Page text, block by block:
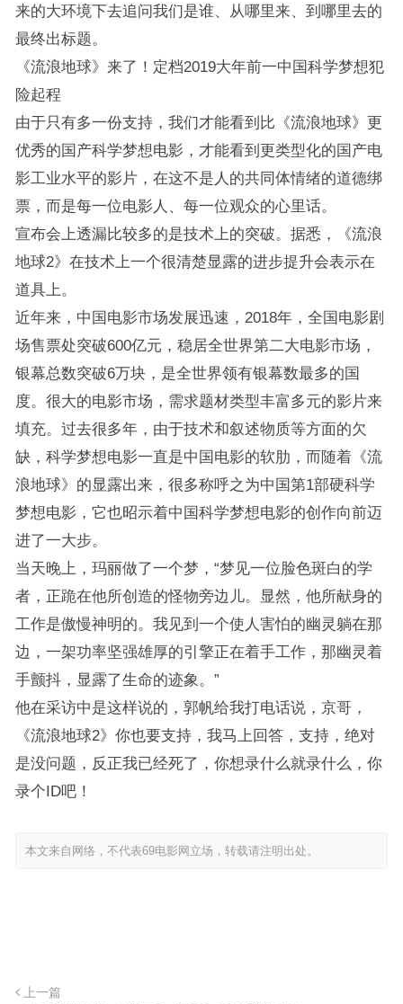
来的大环境下去追问我们是谁、从哪里来、到哪里去的
最终出标题。
《流浪地球》来了！定档2019大年前一中国科学梦想犯
险起程
由于只有多一份支持，我们才能看到比《流浪地球》更
优秀的国产科学梦想电影，才能看到更类型化的国产电
影工业水平的影片，在这不是人的共同体情绪的道德绑
票，而是每一位电影人、每一位观众的心里话。
宣布会上透漏比较多的是技术上的突破。据悉，《流浪
地球2》在技术上一个很清楚显露的进步提升会表示在
道具上。
近年来，中国电影市场发展迅速，2018年，全国电影剧
场售票处突破600亿元，稳居全世界第二大电影市场，
银幕总数突破6万块，是全世界领有银幕数最多的国
度。很大的电影市场，需求题材类型丰富多元的影片来
填充。过去很多年，由于技术和叙述物质等方面的欠
缺，科学梦想电影一直是中国电影的软肋，而随着《流
浪地球》的显露出来，很多称呼之为中国第1部硬科学
梦想电影，它也昭示着中国科学梦想电影的创作向前迈
进了一大步。
当天晚上，玛丽做了一个梦，“梦见一位脸色斑白的学
者，正跪在他所创造的怪物旁边儿。显然，他所献身的
工作是傲慢神明的。我见到一个使人害怕的幽灵躺在那
边，一架功率坚强雄厚的引擎正在着手工作，那幽灵着
手颤抖，显露了生命的迹象。”
他在采访中是这样说的，郭帆给我打电话说，京哥，
《流浪地球2》你也要支持，我马上回答，支持，绝对
是没问题，反正我已经死了，你想录什么就录什么，你
录个ID吧！
本文来自网络，不代表69电影网立场，转载请注明出处。
上一篇